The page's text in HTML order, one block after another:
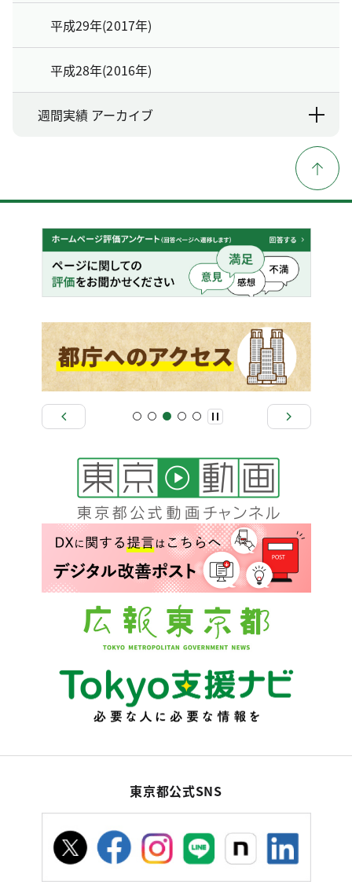
平成29年(2017年)
平成28年(2016年)
週間実績 アーカイブ
東京都公式SNS